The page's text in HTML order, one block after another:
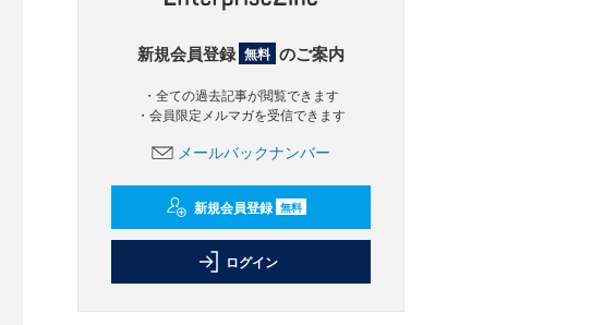
新規会員登録 無料 のご案内
・全ての過去記事が閲覧できます
・会員限定メルマガを受信できます
メールバックナンバー
新規会員登録 無料
ログイン